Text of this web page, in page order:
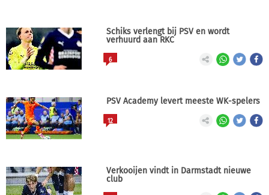
Schiks verlengt bij PSV en wordt
verhuurd aan RKC
6
PSV Academy levert meeste WK-spelers
12
Verkooijen vindt in Darmstadt nieuwe
club